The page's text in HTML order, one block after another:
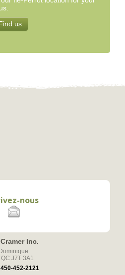
us
nous
Inc.
J7T 3A1
450-452-2121